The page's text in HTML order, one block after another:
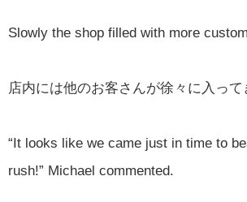
Slowly the shop filled with more
店内には他のお客さんが徐々に入って
“It looks like we came just in time to
rush!” Michael commented.